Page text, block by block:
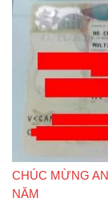
CHÚC MỪNG
NĂM